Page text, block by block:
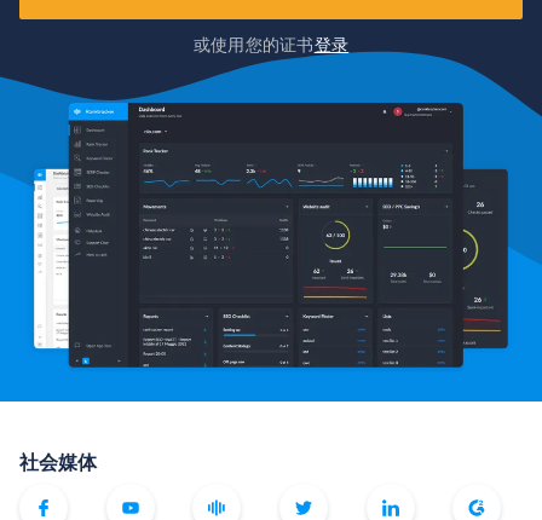
或使用您的证书登录
社会媒体